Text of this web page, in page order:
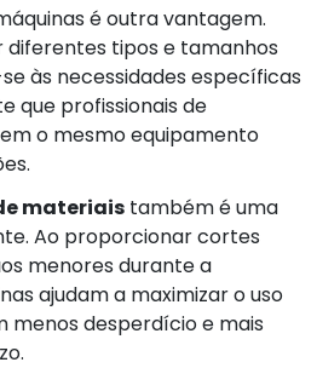
é outra vantagem.
diferentes tipos e tamanhos
às necessidades específicas
que profissionais de
o mesmo equipamento
materiais também é uma
Ao proporcionar cortes
menores durante a
ajudam a maximizar o uso
menos desperdício e mais